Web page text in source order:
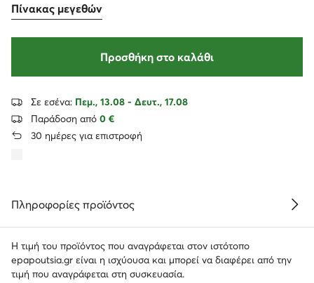
Πίνακας μεγεθών
Προσθήκη στο καλάθι
Σε εσένα: Πεμ., 13.08 - Δευτ., 17.08
Παράδοση από 0 €
30 ημέρες για επιστροφή
Πληροφορίες προϊόντος
Η τιμή του προϊόντος που αναγράφεται στον ιστότοπο
epapoutsia.gr είναι η ισχύουσα και μπορεί να διαφέρει από την
τιμή που αναγράφεται στη συσκευασία.